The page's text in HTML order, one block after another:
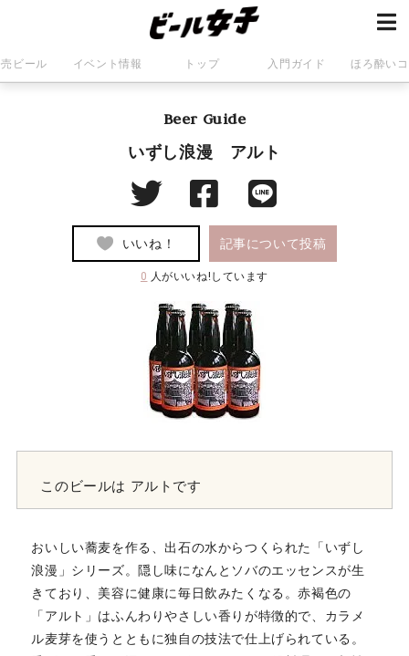
ビール イベント情報 トップ 入門ガイド ほろ酔い
Beer Guide
いずし浪漫 アルト
いいね！ 記事について投稿
0 人がいいね!しています
このビールは アルトです
おいしい蕎麦を作る、出石の水からつくられた「いずし
浪漫」シリーズ。隠し味になんとソバのエッセンスが生
きており、美容に健康に毎日飲みたくなる。赤褐色の
「アルト」はふんわりやさしい香りが特徴的で、カラメ
ル麦芽を使うとともに独自の技法で仕上げられている。